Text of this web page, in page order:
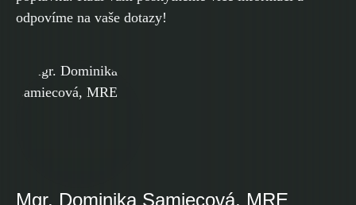
odpovíme na vaše dotazy!
Mgr. Dominika Samiecová, MRE